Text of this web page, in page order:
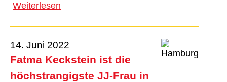
Weiterlesen
14. Juni 2022
Fatma Keckstein ist die
höchstrangigste JJ-Frau in